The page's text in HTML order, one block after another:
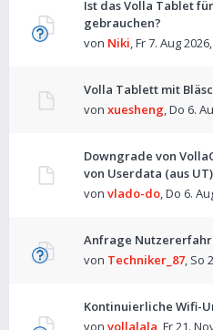
Ist das Volla Tablet
gebrauchen?
von Niki,Fr 7. Aug
Volla Tablett mit
von xuesheng,Do 6.
Downgrade von
von Userdata (aus UT)
von vlado-do,Do 6.
Anfrage
von Techniker_87, So
Kontinuierliche Wifi-
von vollalala Fr 21.